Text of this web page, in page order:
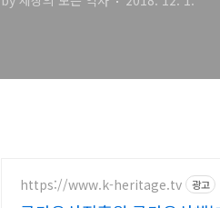
https://www.k-heritage.tv 광고